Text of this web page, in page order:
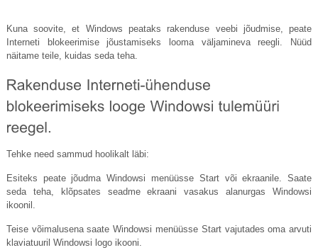
Kuna soovite, et Windows peataks rakenduse veebi jõudmise, peate
Interneti blokeerimise jõustamiseks looma väljamineva reegli. Nüüd
näitame teile, kuidas seda teha.
Tehke need sammud hoolikalt läbi:
Esiteks peate jõudma Windowsi menüüsse Start või ekraanile. Saate
seda teha, klõpsates seadme ekraani vasakus alanurgas Windowsi
ikoonil.
Teise võimalusena saate Windowsi menüüsse Start vajutades oma arvuti
klaviatuuril Windowsi logo ikooni.